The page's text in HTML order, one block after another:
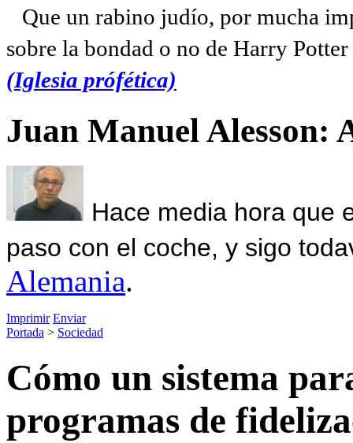
Que un rabino judío, por mucha
sobre la bondad o no de Harry
(Iglesia prófética)
Juan Manuel Alesson:
Hace media hora que
paso con el coche, y sigo
Alemania.
Imprimir Enviar
Portada > Sociedad
Cómo un sistema
programas de